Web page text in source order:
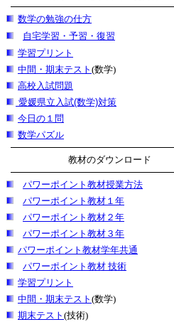
数学の勉強の仕方
自宅学習・予習・復習
学習プリント
中間・期末テスト (数学)
高校入試問題
愛媛県立入試(数学)対策
今日の１問
数学パズル
教材のダウンロード
パワーポイント教材授業方法
パワーポイント教材１年
パワーポイント教材２年
パワーポイント教材３年
パワーポイント教材学年共通
パワーポイント教材 技術
学習プリント
中間・期末テスト (数学)
期末テスト (技術)